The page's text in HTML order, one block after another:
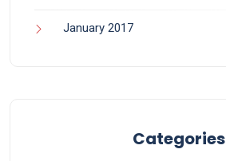
January 2017
Categories